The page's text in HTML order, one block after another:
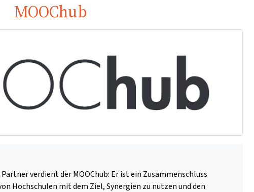
MOOChub
verdient der MOOChub: Er ist ein Zusammenschluss
Hochschulen mit dem Ziel, Synergien zu nutzen und den